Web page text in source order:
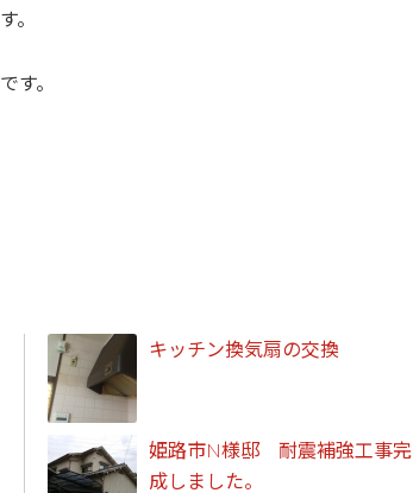
。
す。
キッチン換気扇の交換
姫路市N様邸 耐震補強工事完
成しました。